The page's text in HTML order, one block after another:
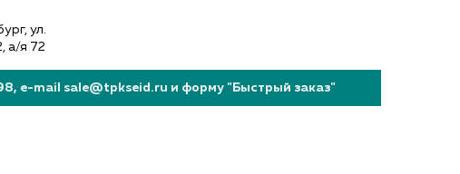
ул.
а/я 72
e-mail sale@tpkseid.ru и форму "Быстрый заказ"